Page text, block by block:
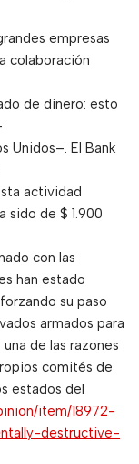
empresas
colaboración
de dinero: esto
Unidos–. El Bank
actividad
sido de $ 1.900
con las
han estado
su paso
armados para
de las razones
comités de
estados del
item/18972-
destructive-